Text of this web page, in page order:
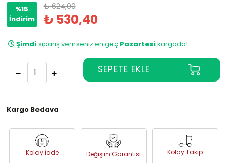
%15
İndirim
₺ 624,00
₺ 530,40
Şimdisipariş verirseniz en geç Pazartesikargoda!
Kargo Bedava
Kolay İade Değişim Garantisi Kolay Takip